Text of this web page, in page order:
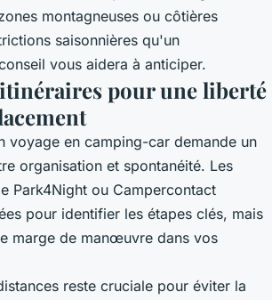
montagneuses ou côtières
saisonnières qu'un
vous aidera à anticiper.
pour une liberté
voyage en camping-car demande un
organisation et spontanéité. Les
Park4Night ou Campercontact
pour identifier les étapes clés, mais
marge de manœuvre dans vos
reste cruciale pour éviter la